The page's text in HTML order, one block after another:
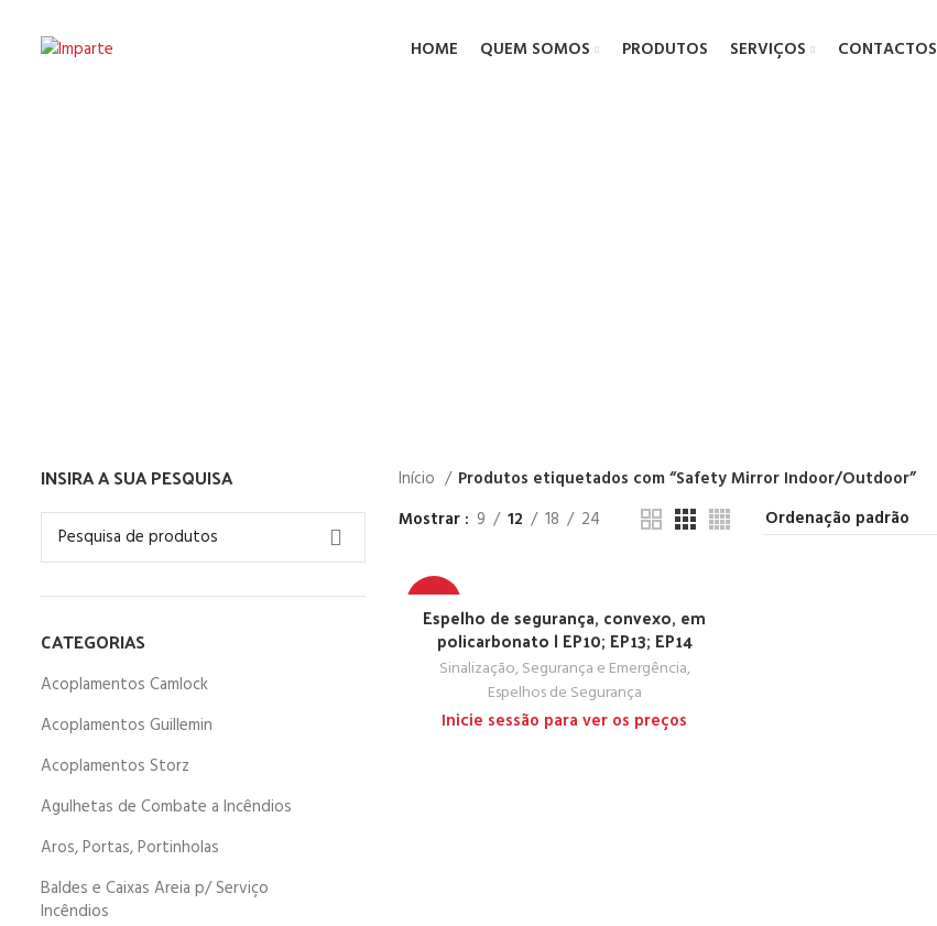
HOME QUEM SOMOS PRODUTOS SERVIÇOS CONTACTOS
INSIRA A SUA PESQUISA
CATEGORIAS
Acoplamentos Camlock
Acoplamentos Guillemin
Acoplamentos Storz
Agulhetas de Combate a Incêndios
Aros, Portas, Portinholas
Baldes e Caixas Areia p/ Serviço
Incêndios
Início
Produtos etiquetados com “Safety Mirror Indoor/Outdoor”
Mostrar
9 12 18 24
-67%
TOP
Espelho de segurança, convexo, em
policarbonato | EP10; EP13; EP14
Sinalização, Segurança e Emergência,
Espelhos de Segurança
Inicie sessão para ver os preços